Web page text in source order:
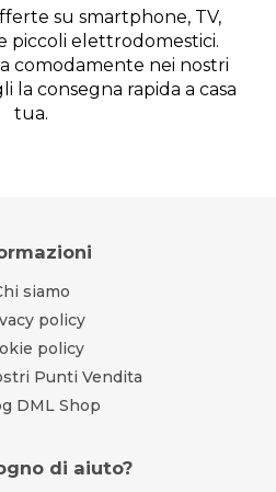
su smartphone, TV,
piccoli elettrodomestici.
comodamente nei nostri
la consegna rapida a casa
tua.
siamo
policy
policy
Punti Vendita
DML Shop
di aiuto?